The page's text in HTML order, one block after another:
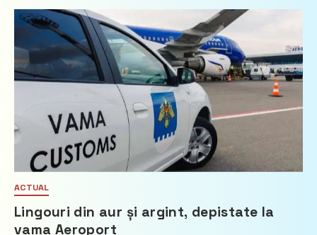
ACTUAL
Lingouri din aur și argint, depistate la
vama Aeroport